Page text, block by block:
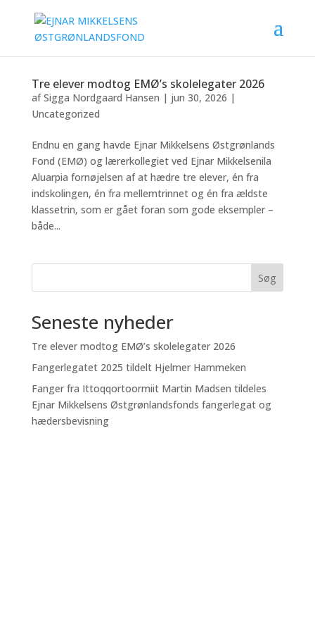
Tre elever modtog EMØ’s skolelegater 2026
afSigga Nordgaard Hansen | jun 30, 2026 |
Uncategorized
Endnu en gang havde Ejnar Mikkelsens Østgrønlands
Fond (EMØ) og lærerkollegiet ved Ejnar Mikkelsenila
Aluarpia fornøjelsen af at hædre tre elever, én fra
indskolingen, én fra mellemtrinnet og én fra ældste
klassetrin, som er gået foran som gode eksempler –
både...
Søg
Seneste nyheder
Tre elever modtog EMØ’s skolelegater 2026
Fangerlegatet 2025 tildelt Hjelmer Hammeken
Fanger fra Ittoqqortoormiit Martin Madsen tildeles
Ejnar Mikkelsens Østgrønlandsfonds fangerlegat og
hædersbevisning